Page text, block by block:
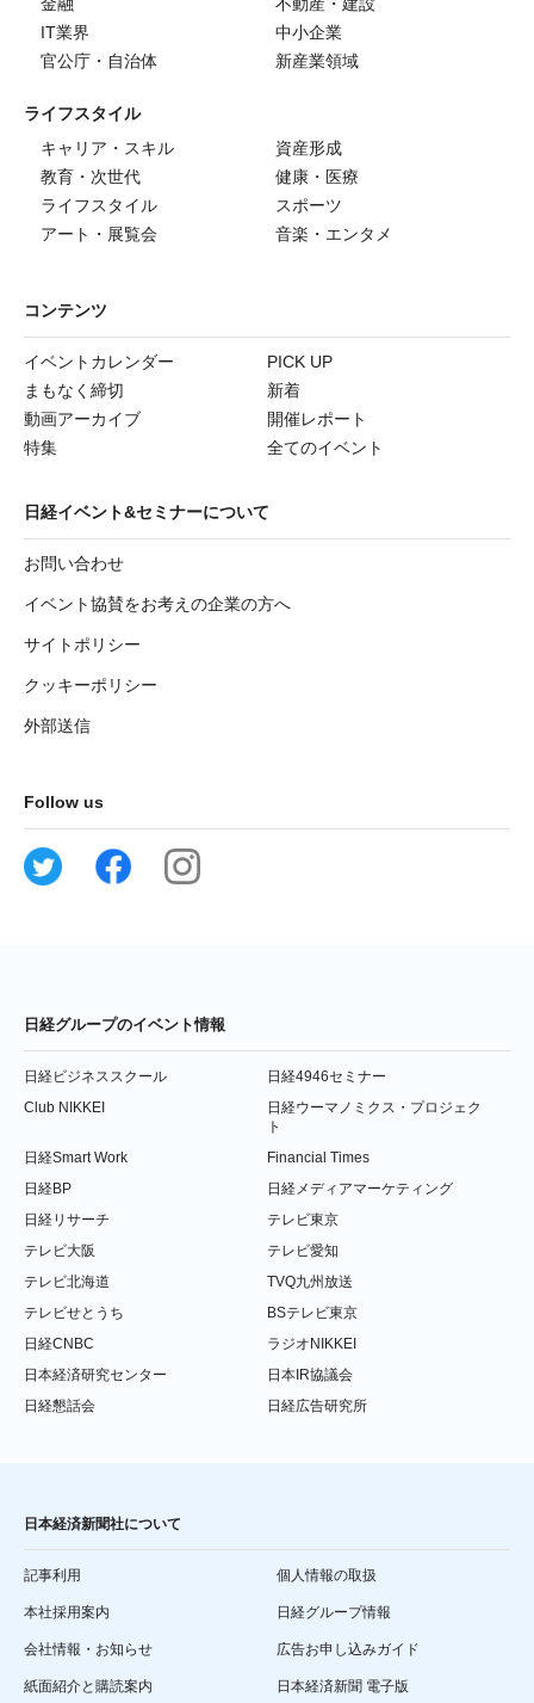
IT業界
中小企業
官公庁・自治体
新産業領域
ライフスタイル
キャリア・スキル
資産形成
教育・次世代
健康・医療
ライフスタイル
スポーツ
アート・展覧会
音楽・エンタメ
コンテンツ
イベントカレンダー
PICK UP
まもなく締切
新着
動画アーカイブ
開催レポート
特集
全てのイベント
日経イベント&セミナーについて
お問い合わせ
イベント協賛をお考えの企業の方へ
サイトポリシー
クッキーポリシー
外部送信
Follow us
日経グループのイベント情報
日経ビジネススクール
日経4946セミナー
Club NIKKEI
日経ウーマノミクス・プロジェク
ト
日経Smart Work
Financial Times
日経BP
日経メディアマーケティング
日経リサーチ
テレビ東京
テレビ大阪
テレビ愛知
テレビ北海道
TVQ九州放送
テレビせとうち
BSテレビ東京
日経CNBC
ラジオNIKKEI
日本経済研究センター
日本IR協議会
日経懇話会
日経広告研究所
日本経済新聞社について
記事利用 個人情報の取扱
本社採用案内 日経グループ情報
会社情報・お知らせ 広告お申し込みガイド
紙面紹介と購読案内 日本経済新聞 電子版